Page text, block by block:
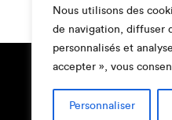
Nous utilisons des
de navigation, diffuser
personnalisés et
accepter », vous
Personnaliser